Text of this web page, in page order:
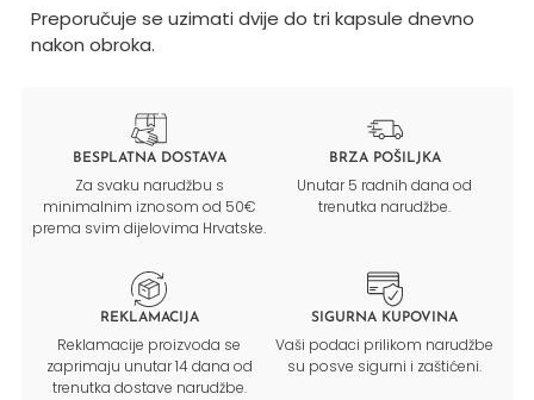
Preporučuje se uzimati dvije do tri kapsule dnevno
nakon obroka.
BESPLATNA DOSTAVA
Za svaku narudžbu s
minimalnim iznosom od 50€
prema svim dijelovima Hrvatske.
BRZA POŠILJKA
Unutar 5 radnih dana od
trenutka narudžbe.
REKLAMACIJA
Reklamacije proizvoda se
zaprimaju unutar 14 dana od
trenutka dostave narudžbe.
SIGURNA KUPOVINA
Vaši podaci prilikom narudžbe
su posve sigurni i zaštićeni.